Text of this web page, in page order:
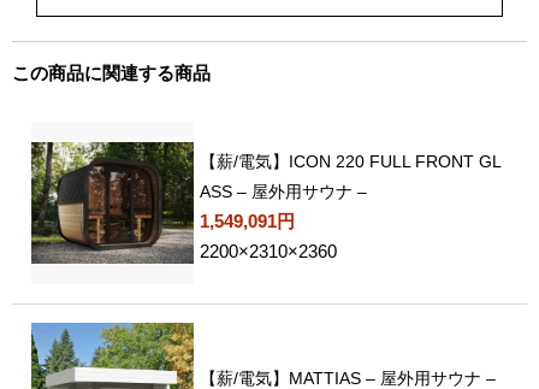
この商品に関連する商品
【薪/電気】ICON 220 FULL FRONT GL
ASS – 屋外用サウナ –
1,549,091円
2200×2310×2360
【薪/電気】MATTIAS – 屋外用サウナ –